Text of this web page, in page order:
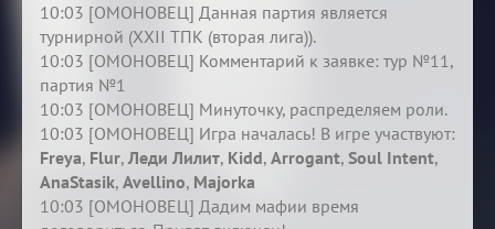
10:03 [ОМОНОВЕЦ] Данная партия является
турнирной (XXII ТПК (вторая лига)).
10:03 [ОМОНОВЕЦ] Комментарий к заявке: тур №11,
партия №1
10:03 [ОМОНОВЕЦ] Минуточку, распределяем роли.
10:03 [ОМОНОВЕЦ] Игра началась! В игре участвуют:
Freya, Flur, Леди Лилит, Kidd, Arrogant, Soul Intent,
AnaStasik, Avellino, Majorka
10:03 [ОМОНОВЕЦ] Дадим мафии время